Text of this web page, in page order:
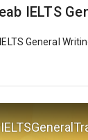
IELTS
General